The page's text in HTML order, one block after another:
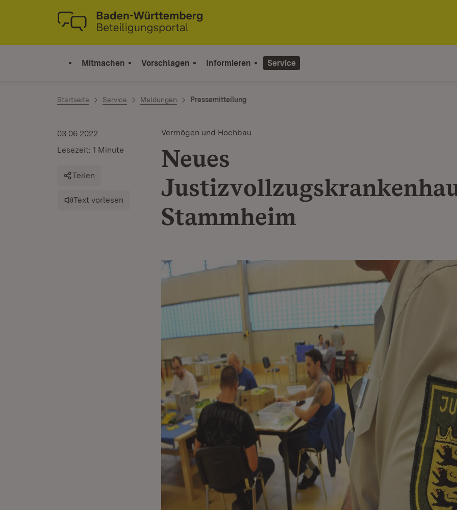
Zum Inhalt springen
Link zur Startseite
Mitmachen Vorschlagen Informieren Service
Startseite Service Meldungen Pressemitteilung
Vermögen und Hochbau
Neues
Stammheim
03.06.2022
Lesezeit: 1 Minute
Teilen
Text vorlesen